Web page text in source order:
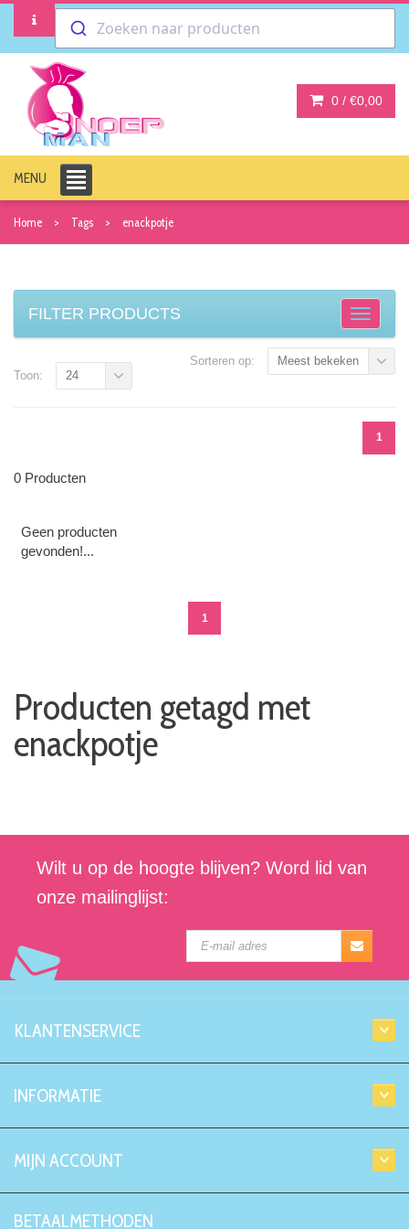
Zoeken naar producten
0 / €0,00
MENU
Home Tags enackpotje
FILTER PRODUCTS
Sorteren op: Meest bekeken
1
Toon: 24
0 Producten
Geen producten
gevonden!...
1
Producten getagd met
enackpotje
Wilt u op de hoogte blijven? Word lid van
onze mailinglijst:
KLANTENSERVICE
INFORMATIE
MIJN ACCOUNT
BETAALMETHODEN